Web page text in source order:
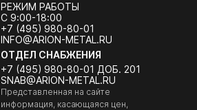
РЕЖИМ РАБОТЫ
С 9:00-18:00
+7 (495) 980-80-01
INFO@ARION-METAL.RU
ОТДЕЛ СНАБЖЕНИЯ
+7 (495) 980-80-01 ДОБ. 201
SNAB@ARION-METAL.RU
Представленная на сайте
информация, касающаяся цен,